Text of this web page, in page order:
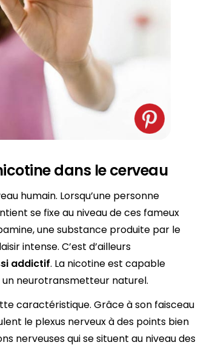
dans le cerveau
humain. Lorsqu’une personne
se fixe au niveau de ces fameux
une substance produite par le
intense. C’est d’ailleurs
addictif. La nicotine est capable
neurotransmetteur naturel.
caractéristique. Grâce à son faisceau
le plexus nerveux à des points bien
nerveuses qui se situent au niveau des